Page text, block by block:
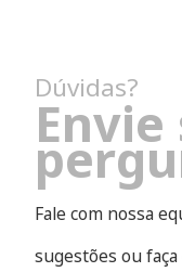
Dúvidas?
Envie
Fale com nossa
sugestões ou faça